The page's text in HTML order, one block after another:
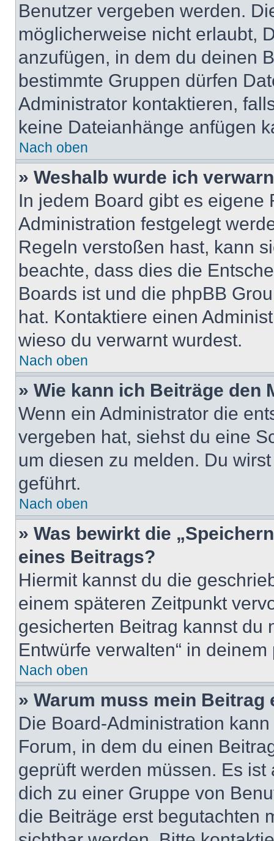
Benutzer vergeben werden.
möglicherweise nicht erlaubt,
anzufügen, in dem du deinen
bestimmte Gruppen dürfen
Administrator kontaktieren,
keine Dateianhänge anfügen
Nach oben
» Weshalb wurde ich
In jedem Board gibt es
Administration festgelegt
Regeln verstoßen hast, kann
beachte, dass dies die
Boards ist und die phpBB
hat. Kontaktiere einen
wieso du verwarnt wurdest.
Nach oben
» Wie kann ich Beiträge den
Wenn ein Administrator die
vergeben hat, siehst du eine
um diesen zu melden. Du
geführt.
Nach oben
» Was bewirkt die
eines Beitrags?
Hiermit kannst du die
einem späteren Zeitpunkt
gesicherten Beitrag kannst du
Entwürfe verwalten“ in
Nach oben
» Warum muss mein
Die Board-Administration
Forum, in dem du einen
geprüft werden müssen. Es
dich zu einer Gruppe von
die Beiträge erst begutachten